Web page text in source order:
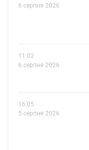
6 серпня 2026
11.02
6 серпня 2026
16.05
5 серпня 2026